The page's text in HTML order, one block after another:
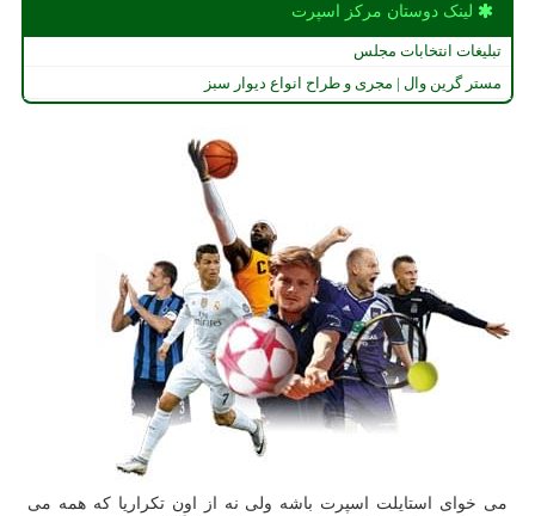
لینک دوستان مركز اسپرت
تبلیغات انتخابات مجلس
مستر گرین وال | مجری و طراح انواع دیوار سبز
می خوای استایلت اسپرت باشه ولی نه از اون تکراریا که همه می